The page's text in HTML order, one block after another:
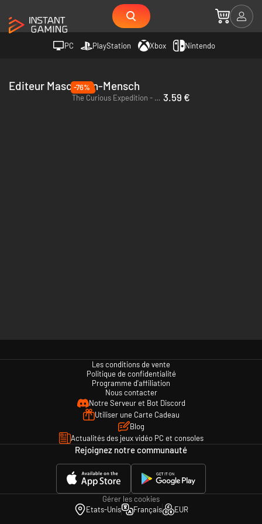
PC PlayStation Xbox Nintendo
Editeur Maschinen-Mensch
-76%
The Curious Expedition - PC & Mac (Steam) 3.59 €
Les conditions de vente
Politique de confidentialité
Programme d'affiliation
Nous contacter
Notre Serveur et Bot Discord
Utiliser une Carte Cadeau
Blog
Actualités des jeux vidéo PC et consoles
Rejoignez notre communauté
Gérer les cookies
Etats-Unis
Français EUR